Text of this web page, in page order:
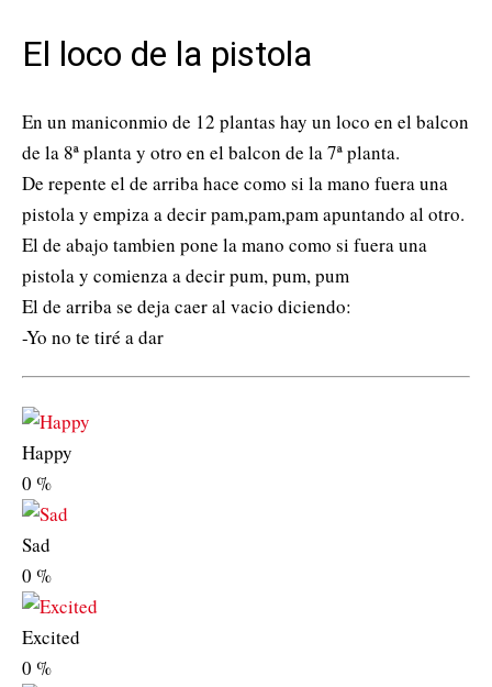
El loco de la pistola
En un maniconmio de 12 plantas hay un loco en el balcon
de la 8ª planta y otro en el balcon de la 7ª planta.
De repente el de arriba hace como si la mano fuera una
pistola y empiza a decir pam,pam,pam apuntando al otro.
El de abajo tambien pone la mano como si fuera una
pistola y comienza a decir pum, pum, pum
El de arriba se deja caer al vacio diciendo:
-Yo no te tiré a dar
Happy
0 %
Sad
0 %
Excited
0 %